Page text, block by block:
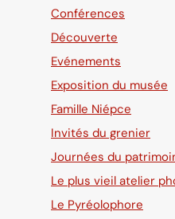
Conférences
Découverte
Evénements
Exposition du musée
Famille Niépce
Invités du grenier
Journées du
Le plus vieil atelier
Le Pyréolophore